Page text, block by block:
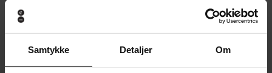
Samtykke Detaljer Om